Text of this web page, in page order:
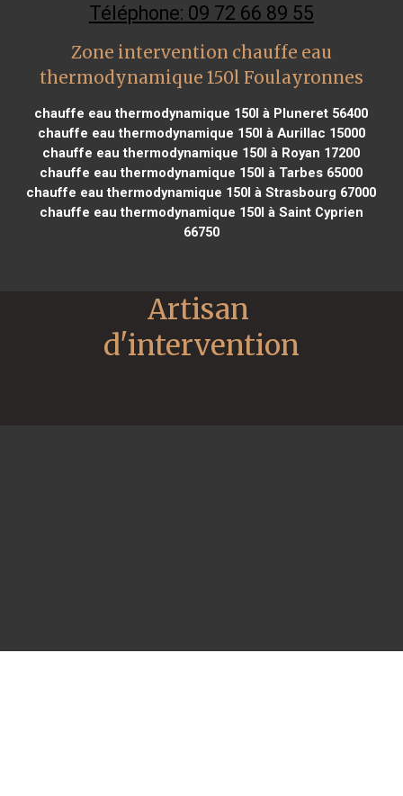
Téléphone: 09 72 66 89 55
Zone intervention chauffe eau
thermodynamique 150l Foulayronnes
chauffe eau thermodynamique 150l à Pluneret 56400
chauffe eau thermodynamique 150l à Aurillac 15000
chauffe eau thermodynamique 150l à Royan 17200
chauffe eau thermodynamique 150l à Tarbes 65000
chauffe eau thermodynamique 150l à Strasbourg 67000
chauffe eau thermodynamique 150l à Saint Cyprien
66750
Artisan
d'intervention